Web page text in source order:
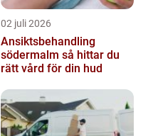
02 juli 2026
Ansiktsbehandling
södermalm så hittar du
rätt vård för din hud